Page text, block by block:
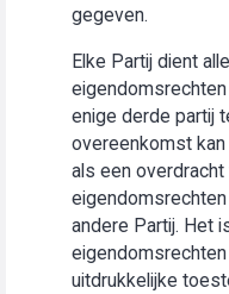
gegeven.
Elke Partij dient
enige derde partij
overeenkomst
als een
andere Partij. Het
uitdrukkelijke